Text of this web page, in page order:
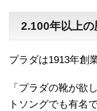
2.100年以上の
プラダは1913年創業
「プラダの靴が欲
トソングでも有名